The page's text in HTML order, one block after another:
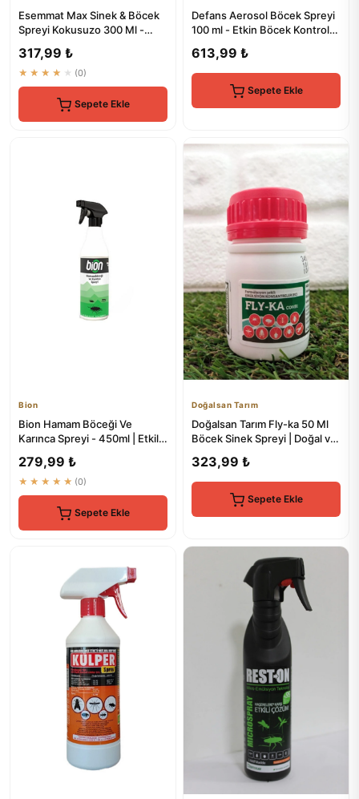
Esemmat Max Sinek & Böcek
Spreyi Kokusuzo 300 Ml -
317,99 ₺
★★★★★ (0)
Sepete Ekle
Defans Aerosol Böcek Spreyi
100 ml - Etkin Böcek Kontrolü
613,99 ₺
Sepete Ekle
Bion
Bion Hamam Böceği Ve
Karınca Spreyi - 450ml | Etkili
279,99 ₺
★★★★★ (0)
Sepete Ekle
Doğalsan Tarım
Doğalsan Tarım Fly-ka 50 Ml
Böcek Sinek Spreyi | Doğal ve
323,99 ₺
Sepete Ekle